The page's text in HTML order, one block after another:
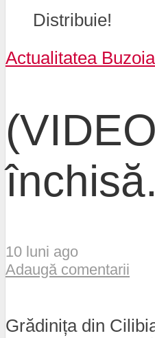
Distribuie!
Actualitatea
10 luni ago
Adaugă comentarii
Grădinița din